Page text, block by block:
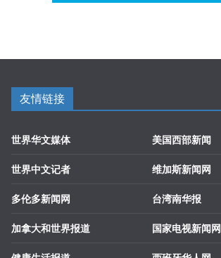
友情链接
世界华文媒体
世界中文记者
多伦多新闻网
加拿大和世界报道
美国西部新闻
维加斯新闻网
台湾南华报
国家电视新闻网